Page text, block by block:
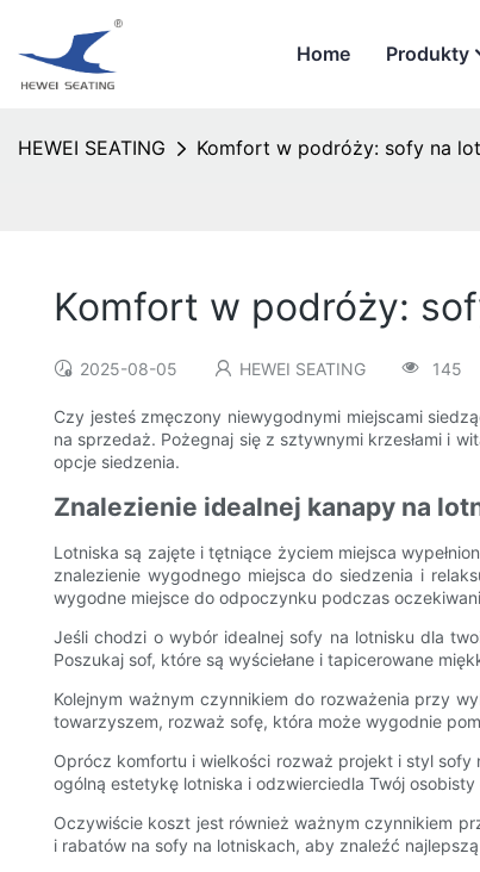
Home Produkty
HEWEI SEATING Komfort w podróży: sofy na
Komfort w podróży:
2025-08-05 HEWEI SEATING 145
Czy jesteś zmęczony niewygodnymi miejscami
na sprzedaż. Pożegnaj się z sztywnymi krzesłami i
opcje siedzenia.
Znalezienie idealnej kanapy na
Lotniska są zajęte i tętniące życiem miejsca
znalezienie wygodnego miejsca do siedzenia i
wygodne miejsce do odpoczynku podczas
Jeśli chodzi o wybór idealnej sofy na lotnisku dla
Poszukaj sof, które są wyściełane i tapicerowane
Kolejnym ważnym czynnikiem do rozważenia przy
towarzyszem, rozważ sofę, która może wygodnie
Oprócz komfortu i wielkości rozważ projekt i styl
ogólną estetykę lotniska i odzwierciedla Twój osobisty
Oczywiście koszt jest również ważnym czynnikiem
i rabatów na sofy na lotniskach, aby znaleźć